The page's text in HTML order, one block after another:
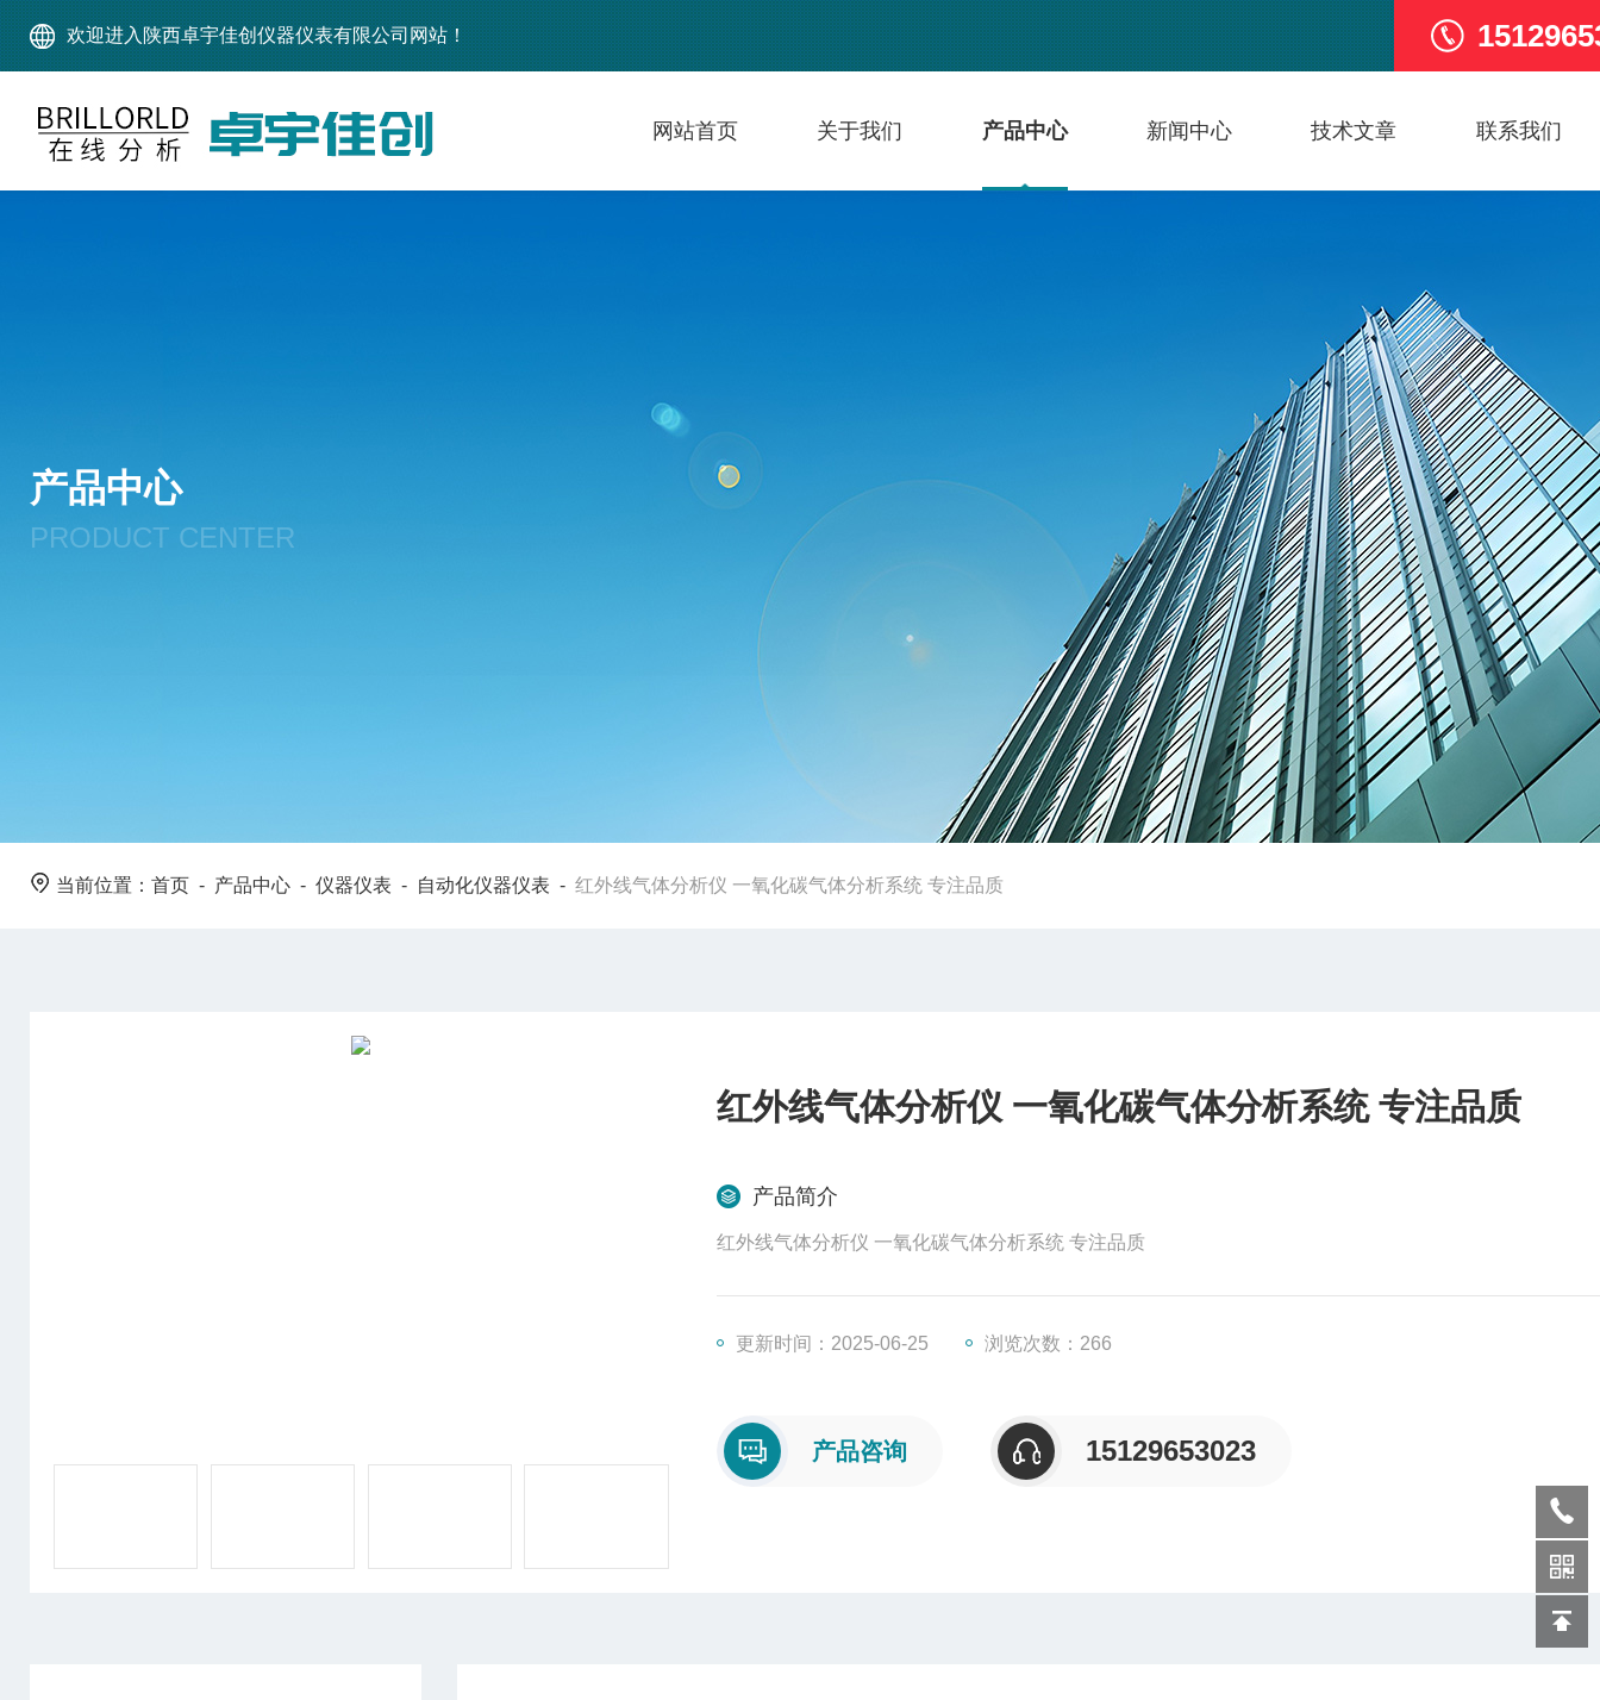
欢迎进入陕西卓宇佳创仪器仪表有限公司网站！
网站首页 关于我们 产品中心 新闻中心 技术文章 联系我们
产品中心
PRODUCT CENTER
当前位置： 首页 - 产品中心 - 仪器仪表 - 自动化仪器仪表 - 红外线气体分析仪 一氧化碳气体分析系统 专注品质
红外线气体分析仪 一氧化碳气体分析系统 专注品质
产品简介
红外线气体分析仪 一氧化碳气体分析系统 专注品质
更新时间：2025-06-25 浏览次数：266
产品咨询 15129653023